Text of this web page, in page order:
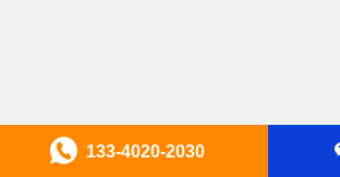
133-4020-2030